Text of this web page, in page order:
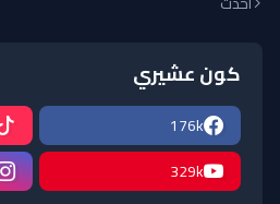
كون عشيري
176k
329k